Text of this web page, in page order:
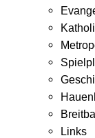
Links